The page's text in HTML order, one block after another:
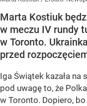
Marta Kostiuk
w meczu IV rundy
w Toronto.
przed
Iga Świątek kazała na
pod uwagę to, że
w Toronto. Dopiero,